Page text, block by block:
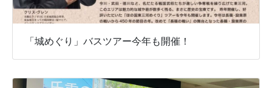
「城めぐり」バスツアー今年も開催！